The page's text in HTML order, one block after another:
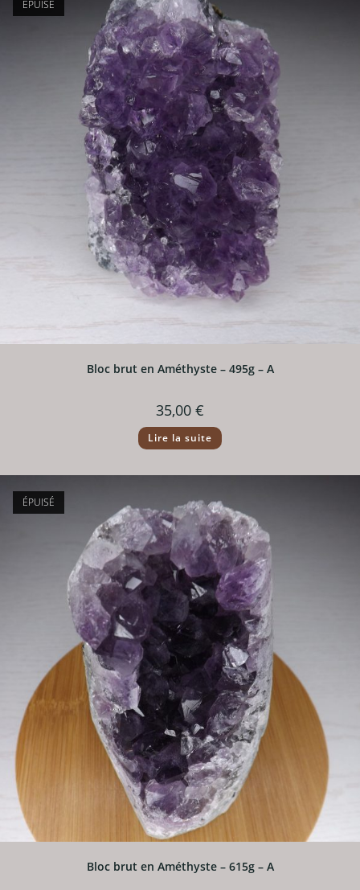
ÉPUISÉ
Bloc brut en Améthyste – 495g – A
35,00 €
Lire la suite
ÉPUISÉ
Bloc brut en Améthyste – 615g – A